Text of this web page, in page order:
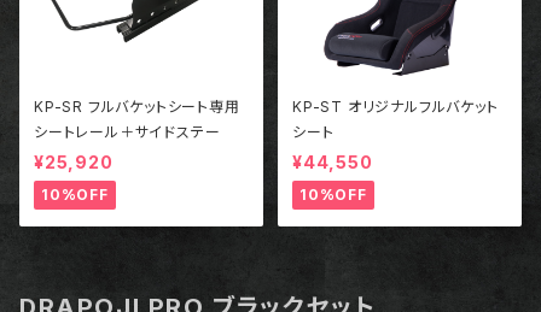
KP-SR フルバケットシート専用
シートレール＋サイドステー
¥25,920
10%OFF
KP-ST オリジナルフルバケット
シート
¥44,550
10%OFF